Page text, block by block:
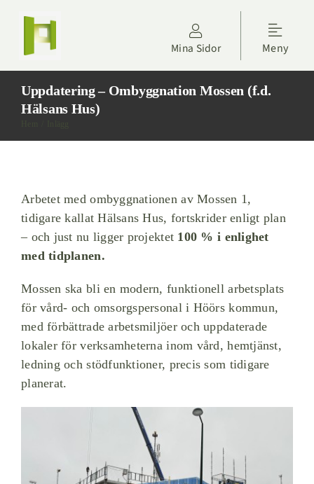
innehållet
Mina Sidor
Toggle
Nyheter
Projektdagbok
Sök lägenhet
Meny
Uppdatering – Ombyggnation Mossen (f.d.
Hälsans Hus)
Arbetet med ombyggnationen av Mossen 1,
tidigare kallat Hälsans Hus, fortskrider enligt plan
– och just nu ligger projektet 100 % i enlighet
med tidplanen.
Mossen ska bli en modern, funktionell arbetsplats
för vård- och omsorgspersonal i Höörs kommun,
med förbättrade arbetsmiljöer och uppdaterade
lokaler för verksamheterna inom vård, hemtjänst,
ledning och stödfunktioner, precis som tidigare
planerat.